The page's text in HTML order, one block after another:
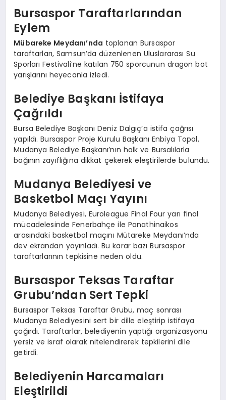
Bursaspor Taraftarlarından
Eylem
Mübareke Meydanı’nda toplanan Bursaspor
taraftarları, Samsun’da düzenlenen Uluslararası Su
Sporları Festivali’ne katılan 750 sporcunun dragon bot
yarışlarını heyecanla izledi.
Belediye Başkanı İstifaya
Çağrıldı
Bursa Belediye Başkanı Deniz Dalgıç’a istifa çağrısı
yapıldı. Bursaspor Proje Kurulu Başkanı Enbiya Topal,
Mudanya Belediye Başkanı’nın halk ve Bursalılarla
bağının zayıflığına dikkat çekerek eleştirilerde bulundu.
Mudanya Belediyesi ve
Basketbol Maçı Yayını
Mudanya Belediyesi, Euroleague Final Four yarı final
mücadelesinde Fenerbahçe ile Panathinaikos
arasındaki basketbol maçını Mütareke Meydanı’nda
dev ekrandan yayınladı. Bu karar bazı Bursaspor
taraftarlarının tepkisine neden oldu.
Bursaspor Teksas Taraftar
Grubu’ndan Sert Tepki
Bursaspor Teksas Taraftar Grubu, maç sonrası
Mudanya Belediyesini sert bir dille eleştirip istifaya
çağırdı. Taraftarlar, belediyenin yaptığı organizasyonu
yersiz ve israf olarak nitelendirerek tepkilerini dile
getirdi.
Belediyenin Harcamaları
Eleştirildi